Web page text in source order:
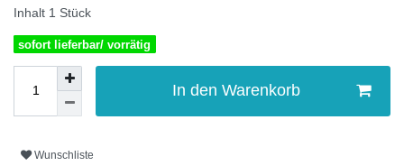
Inhalt 1 Stück
sofort lieferbar/ vorrätig
In den Warenkorb
Wunschliste